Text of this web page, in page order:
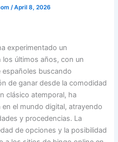
/April 8, 2026
experimentado un
últimos años, con un
buscando
de ganar desde la comodidad
clásico atemporal, ha
el mundo digital, atrayendo
y procedencias. La
de opciones y la posibilidad